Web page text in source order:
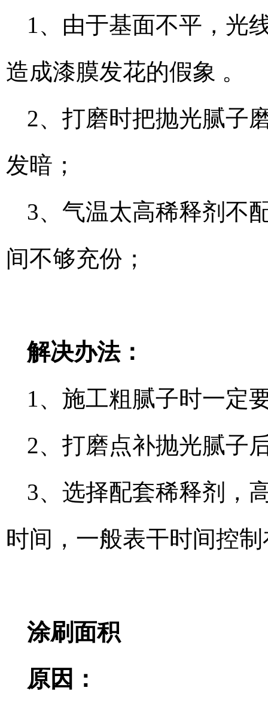
1、由于基面不平，光
造成漆膜发花的假象 。
2、打磨时把抛光腻子
发暗；
3、气温太高稀释剂不
间不够充份；
解决办法：
1、施工粗腻子时一定
2、打磨点补抛光腻子
3、选择配套稀释剂，
时间，一般表干时间控
涂刷面积
原因：